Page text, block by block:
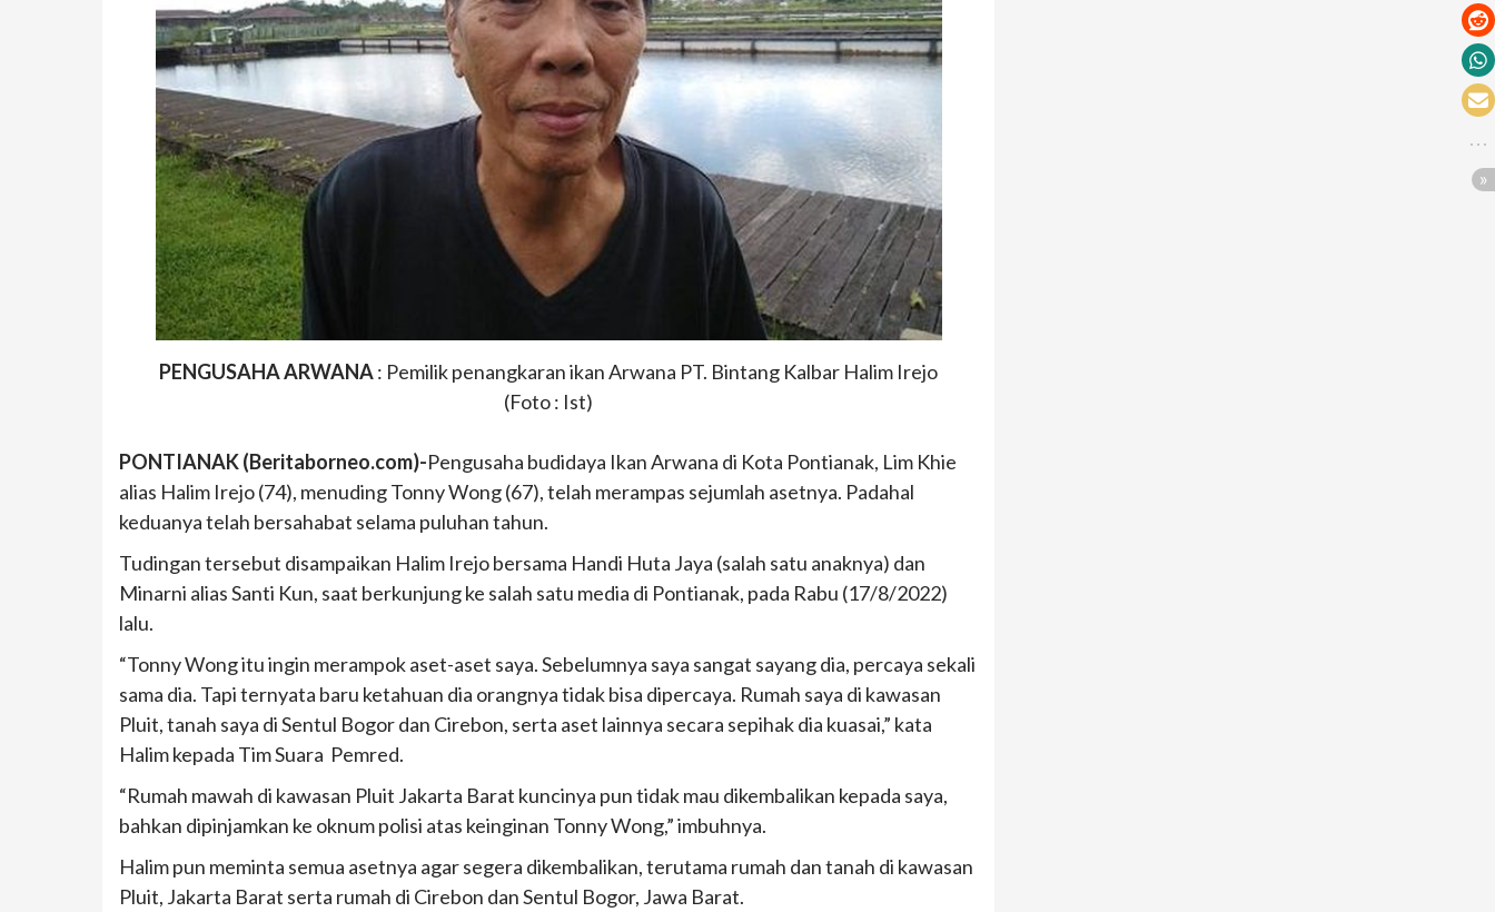
PENGUSAHA ARWANA: Pemilik penangkaran ikan Arwana PT. Bintang Kalbar Halim Irejo
(Foto : Ist)
PONTIANAK (Beritaborneo.com)-Pengusaha budidaya Ikan Arwana di Kota Pontianak, Lim Khie
alias Halim Irejo (74), menuding Tonny Wong (67), telah merampas sejumlah asetnya. Padahal
keduanya telah bersahabat selama puluhan tahun.
Tudingan tersebut disampaikan Halim Irejo bersama Handi Huta Jaya (salah satu anaknya) dan
Minarni alias Santi Kun, saat berkunjung ke salah satu media di Pontianak, pada Rabu (17/8/2022)
lalu.
“Tonny Wong itu ingin merampok aset-aset saya. Sebelumnya saya sangat sayang dia, percaya sekali
sama dia. Tapi ternyata baru ketahuan dia orangnya tidak bisa dipercaya. Rumah saya di kawasan
Pluit, tanah saya di Sentul Bogor dan Cirebon, serta aset lainnya secara sepihak dia kuasai,” kata
Halim kepada Tim Suara Pemred.
“Rumah mawah di kawasan Pluit Jakarta Barat kuncinya pun tidak mau dikembalikan kepada saya,
bahkan dipinjamkan ke oknum polisi atas keinginan Tonny Wong,” imbuhnya.
Halim pun meminta semua asetnya agar segera dikembalikan, terutama rumah dan tanah di kawasan
Pluit, Jakarta Barat serta rumah di Cirebon dan Sentul Bogor, Jawa Barat.